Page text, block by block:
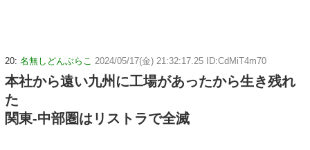
20: 名無しどんぶらこ 2024/05/17(金) 21:32:17.25 ID:CdMiT4m70
本社から遠い九州に工場があったから生き残れ
た
関東-中部圏はリストラで全滅